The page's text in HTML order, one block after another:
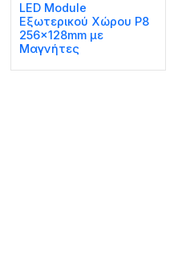
LED Module
Εξωτερικού Χώρου P8
256x128mm με
Μαγνήτες